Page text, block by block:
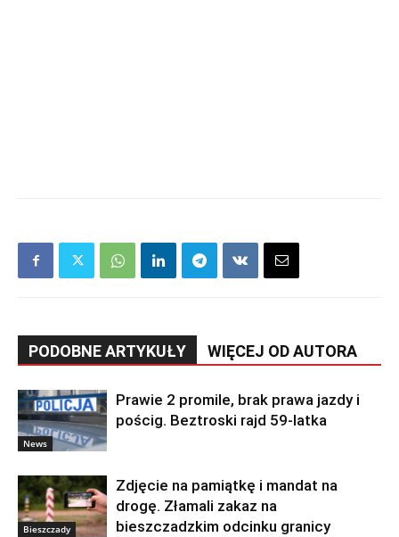
PODOBNE ARTYKUŁY WIĘCEJ OD AUTORA
News
Prawie 2 promile, brak prawa jazdy i
pościg. Beztroski rajd 59-latka
Bieszczady
Zdjęcie na pamiątkę i mandat na
drogę. Złamali zakaz na
bieszczadzkim odcinku granicy